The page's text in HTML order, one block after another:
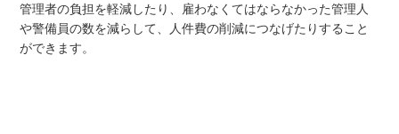
管理者の負担を軽減したり、雇わなくてはならなかった管理人
や警備員の数を減らして、人件費の削減につなげたりすること
ができます。